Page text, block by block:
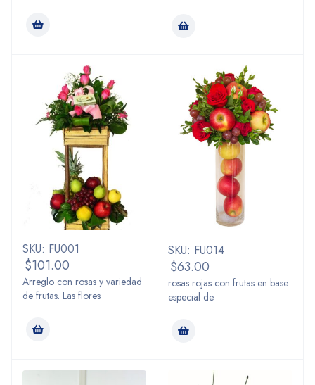
SKU: FU001
$101.00
Arreglo con rosas y variedad
de frutas. Las flores
SKU: FU014
$63.00
rosas rojas con frutas en base
especial de